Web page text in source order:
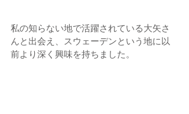
私の知らない地で活躍されている大矢さ
んと出会え、スウェーデンという地に以
前より深く興味を持ちました。